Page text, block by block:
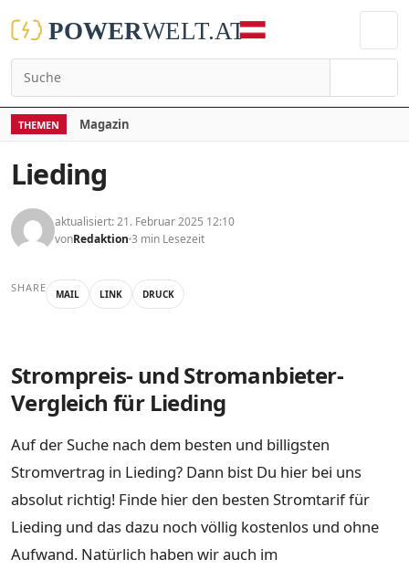
THEMEN Magazin
Lieding
aktualisiert: 21. Februar 2025 12:10
vonRedaktion 3 min Lesezeit
SHARE MAIL LINK DRUCK
Strompreis- und Stromanbieter-
Vergleich für Lieding
Auf der Suche nach dem besten und billigsten
Stromvertrag in Lieding? Dann bist Du hier bei uns
absolut richtig! Finde hier den besten Stromtarif für
Lieding und das dazu noch völlig kostenlos und ohne
Aufwand. Natürlich haben wir auch im